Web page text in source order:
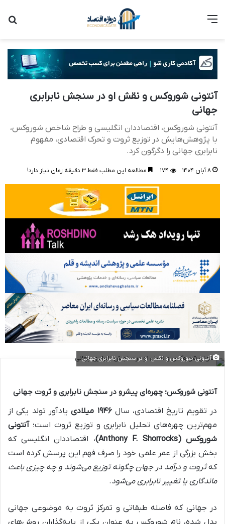
منو
آنتونی شوروکس و نقش او در سنجش نابرابری
جهانی
آنتونی شوروکس، اقتصاددان انگلیسی و طراح شاخص شوروکس،
با پژوهش‌هایش در توزیع ثروت و تحرک اقتصادی، مفهوم
نابرابری جهانی را دگرگون کرد.
۸ آبان ۱۴۰۴ ۱۷۴ مطالعه این مطلب فقط ۳ دقیقه زمان نیاز دارد!
آنتونی شوروکس و نقش او در سنجش نابرابری جهانی
آنتونی شوروکس؛ چهره‌ای پیشرو در سنجش نابرابری و ثروت جهانی
در تقویم تاریخ اقتصادی، سال۱۹۴۶ میلادی
یادآور تولد یکی از
مهم‌ترین چهره‌های تحلیل نابرابری و توزیع ثروت است؛آنتونی
شوروکس (Anthony F. Shorrocks)
، اقتصاددان انگلیسی که
بخش بزرگی از عمر علمی خود را صرف فهم این پرسش کرده است
کهثروت و درآمد در جهان چگونه توزیع می‌شوند و چه چیزی باعث
ماندگاری یا تغییر نابرابری می‌شود.
در جهانی که فاصله طبقاتی و تمرکز ثروت به موضوعی جهانی